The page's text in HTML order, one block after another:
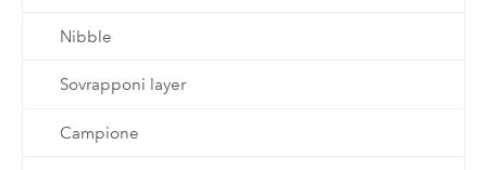
Nibble
Sovrapponi layer
Campione